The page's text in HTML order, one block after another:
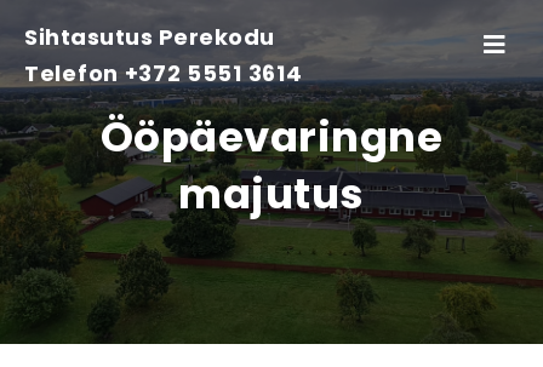
Sihtasutus Perekodu
Telefon +372 5551 3614
Toggle
Ööpäevaringne
majutus